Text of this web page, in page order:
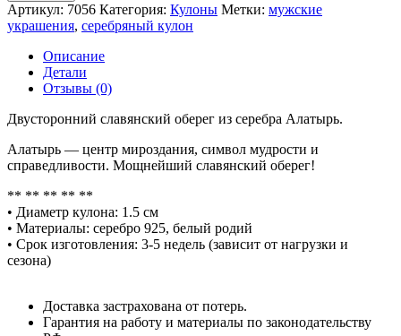
Артикул: 7056 Категория: Кулоны Метки: мужские
украшения, серебряный кулон
Описание
Детали
Отзывы (0)
Двусторонний славянский оберег из серебра Алатырь.
Алатырь — центр мироздания, символ мудрости и
справедливости. Мощнейший славянский оберег!
** ** ** ** **
• Диаметр кулона: 1.5 см
• Материалы: серебро 925, белый родий
• Срок изготовления: 3-5 недель (зависит от нагрузки и
сезона)
Доставка застрахована от потерь.
Гарантия на работу и материалы по законодательству